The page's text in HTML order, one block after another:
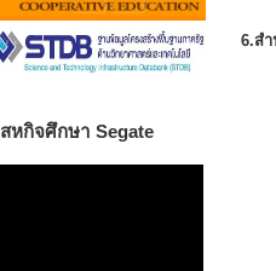
สหกิจศึกษา Segate
6.ส